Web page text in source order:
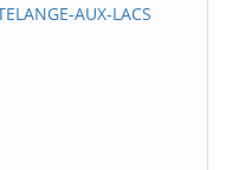
AUX-LACS